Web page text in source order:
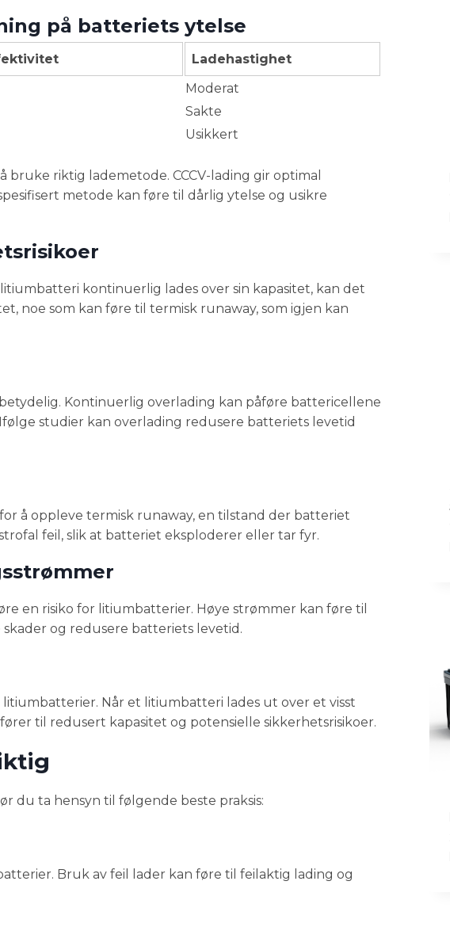
på batteriets ytelse
Ladehastighet
Moderat
Sakte
Usikkert
riktig lademetode. CCCV-lading gir optimal
metode kan føre til dårlig ytelse og usikre
kontinuerlig lades over sin kapasitet, kan det
noe som kan føre til termisk runaway, som igjen kan
Kontinuerlig overlading kan påføre battericellene
studier kan overlading redusere batteriets levetid
å oppleve termisk runaway, en tilstand der batteriet
feil, slik at batteriet eksploderer eller tar fyr.
en risiko for litiumbatterier. Høye strømmer kan føre til
og redusere batteriets levetid.
Når et litiumbatteri lades ut over et visst
til redusert kapasitet og potensielle sikkerhetsrisikoer.
du ta hensyn til følgende beste praksis:
Bruk av feil lader kan føre til feilaktig lading og